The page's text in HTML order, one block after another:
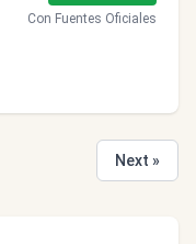
Con Fuentes Oficiales
Next »